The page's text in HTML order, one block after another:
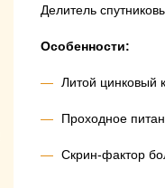
Делитель
Особенности:
Литой цинковый
Проходное
Скрин-фактор